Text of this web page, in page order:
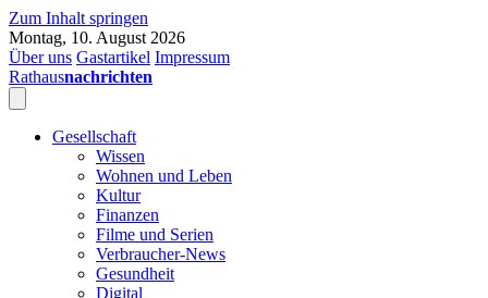
Zum Inhalt springen
Montag, 10. August 2026
Über uns Gastartikel Impressum
Rathausnachrichten
Gesellschaft
Wissen
Wohnen und Leben
Kultur
Finanzen
Filme und Serien
Verbraucher-News
Gesundheit
Digital